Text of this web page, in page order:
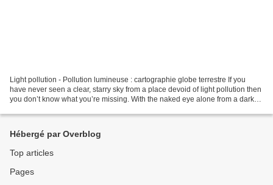
Light pollution - Pollution lumineuse : cartographie globe terrestre If you
have never seen a clear, starry sky from a place devoid of light pollution then
you don’t know what you’re missing. With the naked eye alone from a dark
Hébergé par Overblog
Top articles
Pages